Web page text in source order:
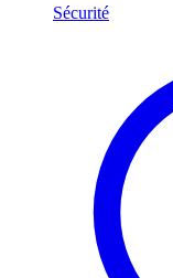
Sécurité